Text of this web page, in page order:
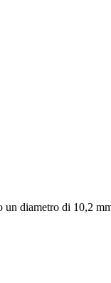
un diametro di 10,2